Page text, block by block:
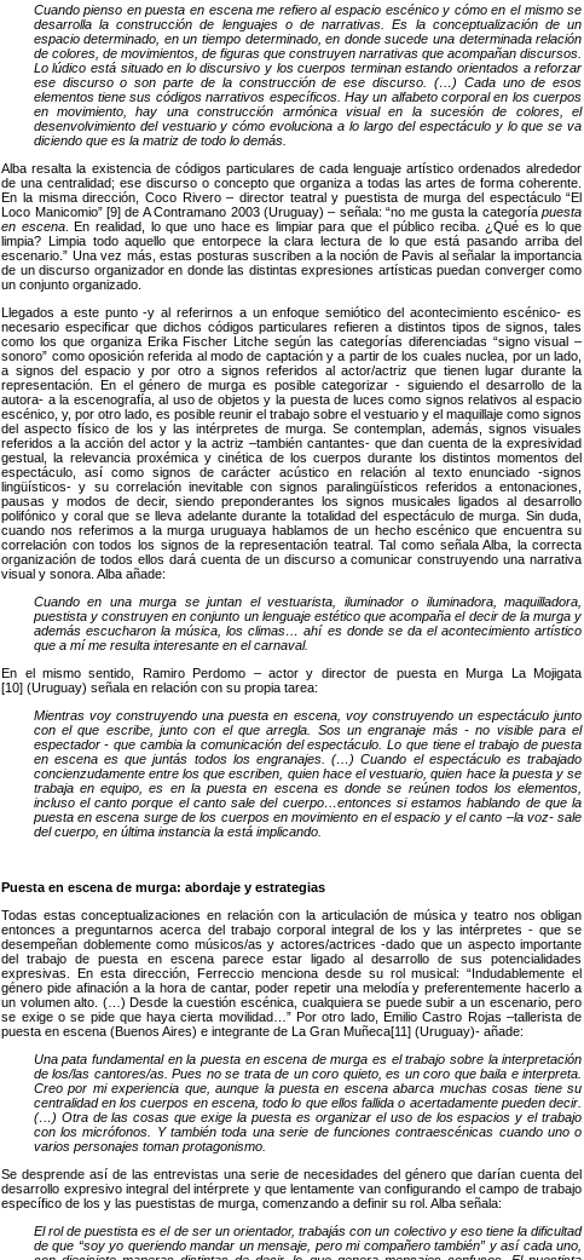
Cuando pienso en puesta en escena me refiero al espacio escénico y cómo en el mismo se
desarrolla la construcción de lenguajes o de narrativas. Es la conceptualización de un
espacio determinado, en un tiempo determinado, en donde sucede una determinada relación
de colores, de movimientos, de figuras que construyen narrativas que acompañan discursos.
Lo lúdico está situado en lo discursivo y los cuerpos terminan estando orientados a reforzar
ese discurso o son parte de la construcción de ese discurso. (…) Cada uno de esos
elementos tiene sus códigos narrativos específicos. Hay un alfabeto corporal en los cuerpos
en movimiento, hay una construcción armónica visual en la sucesión de colores, el
desenvolvimiento del vestuario y cómo evoluciona a lo largo del espectáculo y lo que se va
diciendo que es la matriz de todo lo demás.
Alba resalta la existencia de códigos particulares de cada lenguaje artístico ordenados alrededor
de una centralidad; ese discurso o concepto que organiza a todas las artes de forma coherente.
En la misma dirección, Coco Rivero – director teatral y puestista de murga del espectáculo “El
Loco Manicomio”[9] de A Contramano 2003 (Uruguay) – señala: “no me gusta la categoríapuesta
en escena. En realidad, lo que uno hace es limpiar para que el público reciba. ¿Qué es lo que
limpia? Limpia todo aquello que entorpece la clara lectura de lo que está pasando arriba del
escenario.” Una vez más, estas posturas suscriben a la noción de Pavis al señalar la importancia
de un discurso organizador en donde las distintas expresiones artísticas puedan converger como
un conjunto organizado.
Llegados a este punto -y al referirnos a un enfoque semiótico del acontecimiento escénico- es
necesario especificar que dichos códigos particulares refieren a distintos tipos de signos, tales
como los que organiza Erika Fischer Litche según las categorías diferenciadas “signo visual –
sonoro” como oposición referida al modo de captación y a partir de los cuales nuclea, por un lado,
a signos del espacio y por otro a signos referidos al actor/actriz que tienen lugar durante la
representación. En el género de murga es posible categorizar - siguiendo el desarrollo de la
autora- a la escenografía, al uso de objetos y la puesta de luces como signos relativos al espacio
escénico, y, por otro lado, es posible reunir el trabajo sobre el vestuario y el maquillaje como signos
del aspecto físico de los y las intérpretes de murga. Se contemplan, además, signos visuales
referidos a la acción del actor y la actriz –también cantantes- que dan cuenta de la expresividad
gestual, la relevancia proxémica y cinética de los cuerpos durante los distintos momentos del
espectáculo, así como signos de carácter acústico en relación al texto enunciado -signos
lingüísticos- y su correlación inevitable con signos paralingüísticos referidos a entonaciones,
pausas y modos de decir, siendo preponderantes los signos musicales ligados al desarrollo
polifónico y coral que se lleva adelante durante la totalidad del espectáculo de murga. Sin duda,
cuando nos referimos a la murga uruguaya hablamos de un hecho escénico que encuentra su
correlación con todos los signos de la representación teatral. Tal como señala Alba, la correcta
organización de todos ellos dará cuenta de un discurso a comunicar construyendo una narrativa
visual y sonora. Alba añade:
Cuando en una murga se juntan el vestuarista, iluminador o iluminadora, maquilladora,
puestista y construyen en conjunto un lenguaje estético que acompaña el decir de la murga y
además escucharon la música, los climas… ahí es donde se da el acontecimiento artístico
que a mí me resulta interesante en el carnaval.
En el mismo sentido, Ramiro Perdomo – actor y director de puesta en Murga LaMojigata
[10] (Uruguay) señala en relación con su propia tarea:
Mientras voy construyendo una puesta en escena, voy construyendo un espectáculo junto
con el que escribe, junto con el que arregla. Sos un engranaje más - no visible para el
espectador - que cambia la comunicación del espectáculo. Lo que tiene el trabajo de puesta
en escena es que juntás todos los engranajes. (…) Cuando el espectáculo es trabajado
concienzudamente entre los que escriben, quien hace el vestuario, quien hace la puesta y se
trabaja en equipo, es en la puesta en escena es donde se reúnen todos los elementos,
incluso el canto porque el canto sale del cuerpo…entonces si estamos hablando de que la
puesta en escena surge de los cuerpos en movimiento en el espacio y el canto –la voz- sale
del cuerpo, en última instancia la está implicando.
Puesta en escena de murga: abordaje y estrategias
Todas estas conceptualizaciones en relación con la articulación de música y teatro nos obligan
entonces a preguntarnos acerca del trabajo corporal integral de los y las intérpretes - que se
desempeñan doblemente como músicos/as y actores/actrices -dado que un aspecto importante
del trabajo de puesta en escena parece estar ligado al desarrollo de sus potencialidades
expresivas. En esta dirección, Ferreccio menciona desde su rol musical: “Indudablemente el
género pide afinación a la hora de cantar, poder repetir una melodía y preferentemente hacerlo a
un volumen alto. (…) Desde la cuestión escénica, cualquiera se puede subir a un escenario, pero
se exige o se pide que haya cierta movilidad…” Por otro lado, Emilio Castro Rojas –tallerista de
puesta en escena (Buenos Aires) e integrante de La GranMuñeca[11] (Uruguay)- añade:
Una pata fundamental en la puesta en escena de murga es el trabajo sobre la interpretación
de los/las cantores/as. Pues no se trata de un coro quieto, es un coro que baila e interpreta.
Creo por mi experiencia que, aunque la puesta en escena abarca muchas cosas tiene su
centralidad en los cuerpos en escena, todo lo que ellos fallida o acertadamente pueden decir.
(…) Otra de las cosas que exige la puesta es organizar el uso de los espacios y el trabajo
con los micrófonos. Y también toda una serie de funciones contraescénicas cuando uno o
varios personajes toman protagonismo.
Se desprende así de las entrevistas una serie de necesidades del género que darían cuenta del
desarrollo expresivo integral del intérprete y que lentamente van configurando el campo de trabajo
específico de los y las puestistas de murga, comenzando a definir su rol. Alba señala:
El rol de puestista es el de ser un orientador, trabajás con un colectivo y eso tiene la dificultad
de que “soy yo queriendo mandar un mensaje, pero mi compañero también” y así cada uno,